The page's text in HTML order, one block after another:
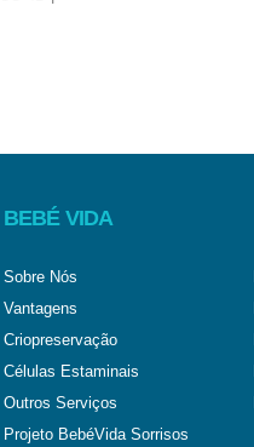
BEBÉ VIDA
Sobre Nós
Vantagens
Criopreservação
Células Estaminais
Outros Serviços
Projeto BebéVida Sorrisos